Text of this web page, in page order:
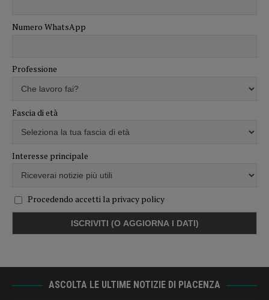
Numero WhatsApp
Professione
Fascia di età
Interesse principale
Procedendo accetti la privacy policy
ASCOLTA LE ULTIME NOTIZIE DI PIACENZA